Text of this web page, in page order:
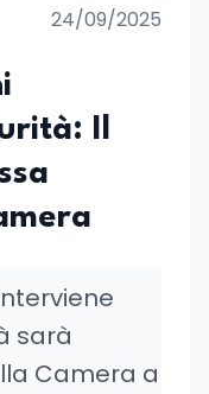
24/09/2025
Il
sarà
Camera a